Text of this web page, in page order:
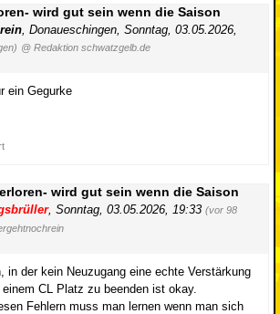
wird gut sein wenn die Saison
Donaueschingen Sonntag, 03.05.2026,
@ Redaktion schwatzgelb.de
ein Gegurke
wird gut sein wenn die Saison
, Sonntag, 03.05.2026, 19:33 (vor 98
in der kein Neuzugang eine echte Verstärkung
CL Platz zu beenden ist okay.
Fehlern muss man lernen wenn man sich